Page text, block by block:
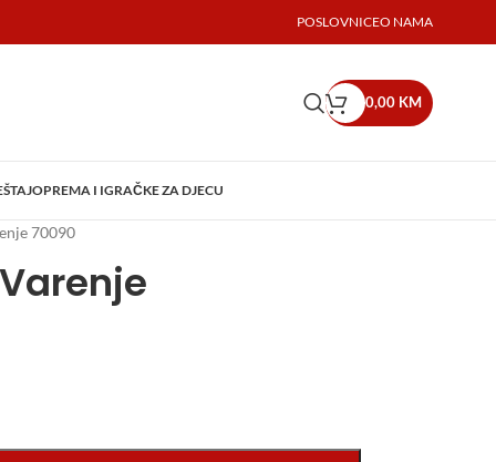
POSLOVNICEO NAMA
0,00 KM
OPREMA I IGRAČKE ZA DJECU
70090